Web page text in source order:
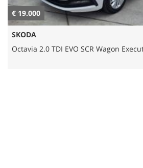
NEWS
AREA COMMERCIANTI
€ 19.000
SKODA
Octavia 2.0 TDI EVO SCR Wagon